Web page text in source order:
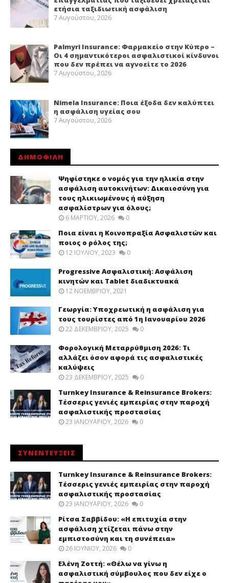
ετήσια ταξιδιωτική ασφάλιση
7 Αυγούστου, 2026
Palmyri Insurance: Φαρμακείο στην Κύπρο –
Οι 4 σημαντικότεροι ασφαλιστικοί κίνδυνοι
που δεν πρέπει να αγνοείτε το 2026
7 Αυγούστου, 2026
Nimela Insurance: Ποια έξοδα δεν καλύπτει
η ασφάλιση υγείας σου
7 Αυγούστου, 2026
ΔΗΜΟΦΙΛΗ
Ψηφίστηκε ο νομός για την ηλικία στην
ασφάλιση αυτοκινήτων: Δικαιοσύνη για
τους ηλικιωμένους ή αύξηση
ασφαλίστρων για όλους;
6 ΜΑΡΤΊΟΥ, 2026 0
Ποια είναι η Κοινοπραξία Ασφαλιστών και
ποιος ο ρόλος της;
12 ΙΟΥΛΊΟΥ, 2023 0
Progressive Ασφαλιστική: Ασφάλιση
κινητών και Tablet διαδικτυακά
12 ΝΟΕΜΒΡΊΟΥ, 2021
Γεωργία: Υποχρεωτική η ασφάλιση για
τους τουρίστες από 1η Ιανουαρίου 2026
22 ΔΕΚΕΜΒΡΊΟΥ, 2025 0
Φορολογική Μεταρρύθμιση 2026: Τι
αλλάζει όσον αφορά τις ασφαλιστικές
καλύψεις
23 ΔΕΚΕΜΒΡΊΟΥ, 2025 0
Turnkey Insurance & Reinsurance Brokers:
Τέσσερις γενιές εμπειρίας στην παροχή
ασφαλιστικής προστασίας
23 ΙΑΝΟΥΑΡΊΟΥ, 2026 0
ΣΥΝΕΝΤΕΥΞΕΙΣ
Turnkey Insurance & Reinsurance Brokers:
Τέσσερις γενιές εμπειρίας στην παροχή
ασφαλιστικής προστασίας
23 ΙΑΝΟΥΑΡΊΟΥ, 2026 0
Ρίτσα Σαββίδου: «Η επιτυχία στην
ασφάλιση χτίζεται πάνω στην
εμπιστοσύνη και τη συνέπεια»
26 ΙΟΥΝΊΟΥ, 2026 0
Ελένη Ζοττή: «Θέλω να γίνω η
ασφαλιστική σύμβουλος που δεν είχε ο